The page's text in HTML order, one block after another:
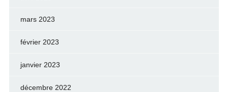
mars 2023
février 2023
janvier 2023
décembre 2022